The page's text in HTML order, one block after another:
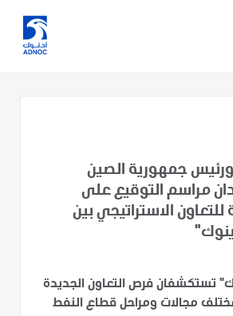
جمهورية الصين
مراسم التوقيع على
للتعاون الاستراتيجي بين
تستكشفان فرص التعاون الجديدة
مجالات ومراحل قطاع النفط